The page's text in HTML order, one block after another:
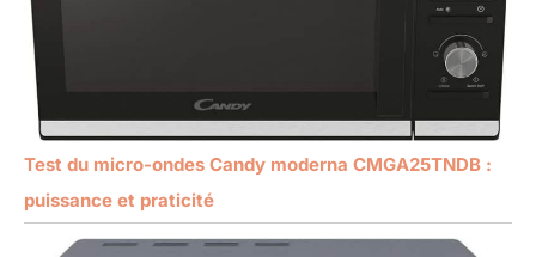
Test du micro-ondes Candy moderna CMGA25TNDB :
puissance et praticité